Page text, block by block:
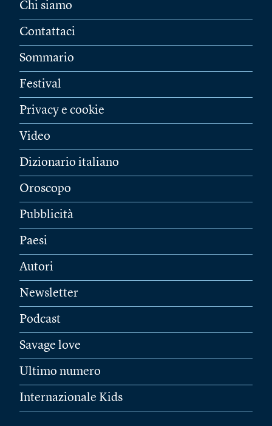
Chi siamo
Contattaci
Sommario
Festival
Privacy e cookie
Video
Dizionario italiano
Oroscopo
Pubblicità
Paesi
Autori
Newsletter
Podcast
Savage love
Ultimo numero
Internazionale Kids